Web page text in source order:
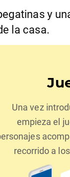
y
la casa.
Una vez
empieza el
recorrido a